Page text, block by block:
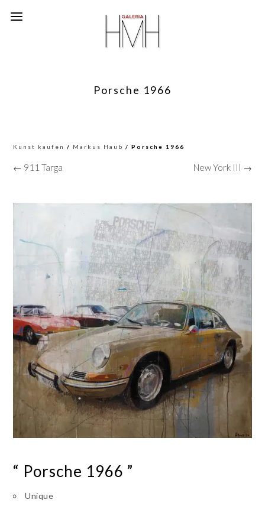
Porsche 1966
Kunst kaufen / Markus Haub / Porsche 1966
← 911 Targa New York III →
“ Porsche 1966 ”
Unique